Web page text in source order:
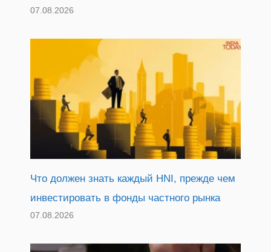
07.08.2026
Что должен знать каждый HNI, прежде чем
инвестировать в фонды частного рынка
07.08.2026